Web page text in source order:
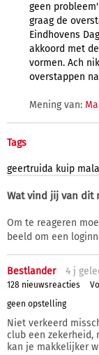
geen
graag de
Eindhovens
akkoord met
vormen. Ach
overstappen
Mening van:
Tags
geertruida kuip
Wat vind jij van dit
Om te reageren
beeld om een
Bestlander 4 j
128 nieuwsreacties
geen opstelling
Niet verkeerd
club een zekerheid,
kan je makkelijker